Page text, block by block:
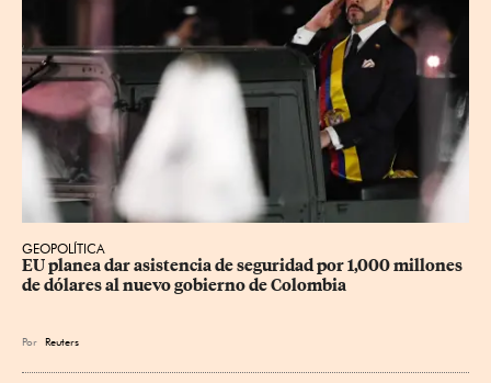
GEOPOLÍTICA
EU planea dar asistencia de seguridad por 1,000 millones
de dólares al nuevo gobierno de Colombia
Por Reuters